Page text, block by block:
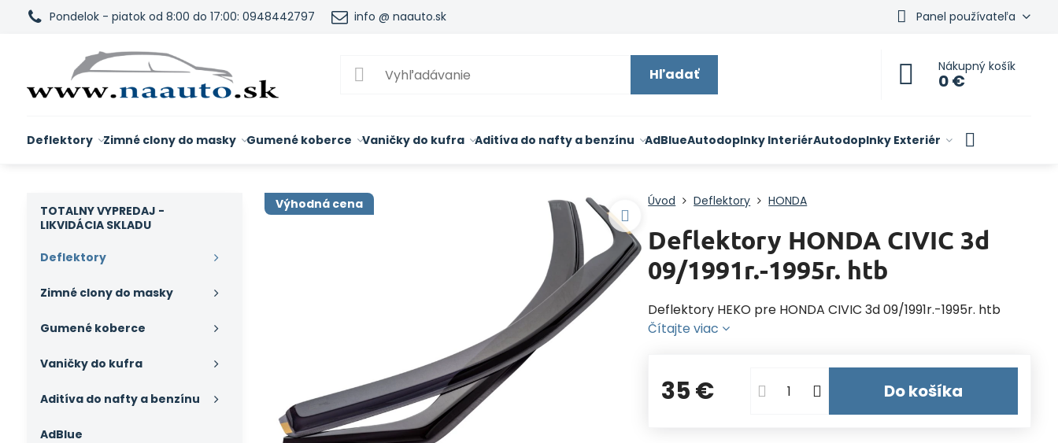
Pondelok - piatok od 8:00 do 17:00: 0948442797 info @ naauto.sk Panel používateľa
Hľadať Nákupný košík
0 €
Deflektory Zimné clony do masky Gumené koberce Vaničky do kufra Aditíva do nafty a benzínu AdBlueAutodoplnky InteriérAutodoplnky Exteriér
Výhodná cena Úvod Deflektory HONDA
Deflektory HONDA CIVIC 3d
09/1991r.-1995r. htb
Deflektory HEKO pre HONDA CIVIC 3d 09/1991r.-1995r. htb
Čítajte viac
35 € Do košíka
TOTALNY VYPREDAJ -
LIKVIDÁCIA SKLADU
Deflektory
Zimné clony do masky
Gumené koberce
Vaničky do kufra
Aditíva do nafty a benzínu
AdBlue